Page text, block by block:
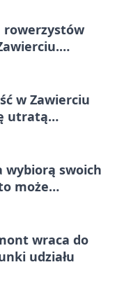
rowerzystów
w Zawierciu
utratą
wybiorą swoich
może
wraca do
udziału